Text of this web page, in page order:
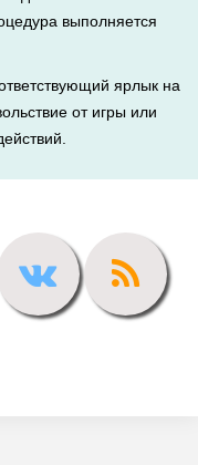
выполняется
ярлык на
от игры или